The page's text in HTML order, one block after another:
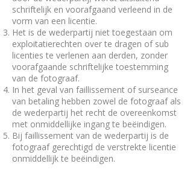
schriftelijk en voorafgaand verleend in de
vorm van een licentie.
Het is de wederpartij niet toegestaan om
exploitatierechten over te dragen of sub
licenties te verlenen aan derden, zonder
voorafgaande schriftelijke toestemming
van de fotograaf.
In het geval van faillissement of surseance
van betaling hebben zowel de fotograaf als
de wederpartij het recht de overeenkomst
met onmiddellijke ingang te beëindigen.
Bij faillissement van de wederpartij is de
fotograaf gerechtigd de verstrekte licentie
onmiddellijk te beëindigen.